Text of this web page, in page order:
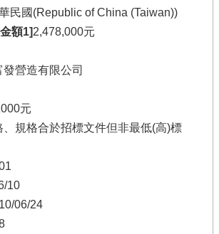
民國(Republic of China (Taiwan))
額1]2,478,000元
發營造有限公司
元
、規格合於招標文件但非最低(高)標
10
06/24